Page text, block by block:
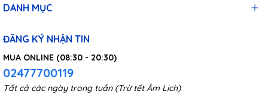
DANH MỤC
ĐĂNG KÝ NHẬN TIN
MUA ONLINE (08:30 - 20:30)
02477700119
Tất cả các ngày trong tuần (Trừ tết Âm Lịch)